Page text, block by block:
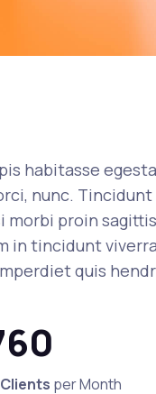
habitasse
nunc.
proin
in tincidunt
quis
per Month